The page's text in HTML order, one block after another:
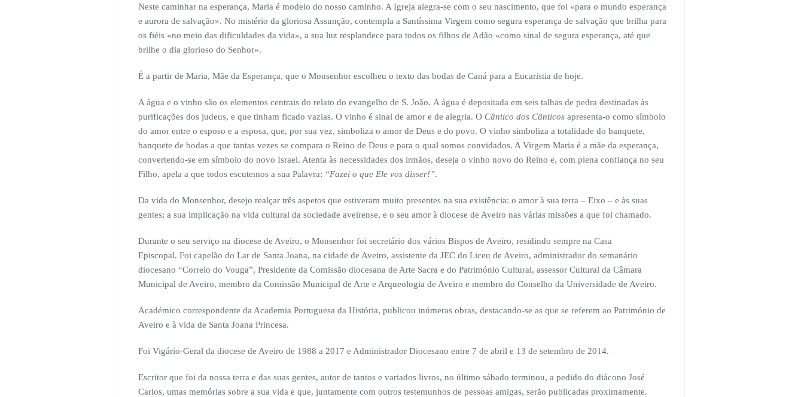
Neste caminhar na esperança, Maria é modelo do nosso caminho. A Igreja alegra-se com o seu nascimento, que foi «para o mundo esperança
e aurora de salvação». No mistério da gloriosa Assunção, contempla a Santíssima Virgem como segura esperança de salvação que brilha para
os fiéis «no meio das dificuldades da vida», a sua luz resplandece para todos os filhos de Adão «como sinal de segura esperança, até que
brilhe o dia glorioso do Senhor».
É a partir de Maria, Mãe da Esperança, que o Monsenhor escolheu o texto das bodas de Caná para a Eucaristia de hoje.
A água e o vinho são os elementos centrais do relato do evangelho de S. João. A água é depositada em seis talhas de pedra destinadas às
purificações dos judeus, e que tinham ficado vazias. O vinho é sinal de amor e de alegria. O Cântico dos Cânticosapresenta-o como símbolo
do amor entre o esposo e a esposa, que, por sua vez, simboliza o amor de Deus e do povo. O vinho simboliza a totalidade do banquete,
banquete de bodas a que tantas vezes se compara o Reino de Deus e para o qual somos convidados. A Virgem Maria é a mãe da esperança,
convertendo-se em símbolo do novo Israel. Atenta às necessidades dos irmãos, deseja o vinho novo do Reino e, com plena confiança no seu
Filho, apela a que todos escutemos a sua Palavra: “Fazei o que Ele vos disser!”.
Da vida do Monsenhor, desejo realçar três aspetos que estiveram muito presentes na sua existência: o amor à sua terra – Eixo – e às suas
gentes; a sua implicação na vida cultural da sociedade aveirense, e o seu amor à diocese de Aveiro nas várias missões a que foi chamado.
Durante o seu serviço na diocese de Aveiro, o Monsenhor foi secretário dos vários Bispos de Aveiro, residindo sempre na Casa
Episcopal. Foi capelão do Lar de Santa Joana, na cidade de Aveiro, assistente da JEC do Liceu de Aveiro, administrador do semanário
diocesano “Correio do Vouga”, Presidente da Comissão diocesana de Arte Sacra e do Património Cultural, assessor Cultural da Câmara
Municipal de Aveiro, membro da Comissão Municipal de Arte e Arqueologia de Aveiro e membro do Conselho da Universidade de Aveiro.
Académico correspondente da Academia Portuguesa da História, publicou inúmeras obras, destacando-se as que se referem ao Património de
Aveiro e à vida de Santa Joana Princesa.
Foi Vigário-Geral da diocese de Aveiro de 1988 a 2017 e Administrador Diocesano entre 7 de abril e 13 de setembro de 2014.
Escritor que foi da nossa terra e das suas gentes, autor de tantos e variados livros, no último sábado terminou, a pedido do diácono José
Carlos, umas memórias sobre a sua vida e que, juntamente com outros testemunhos de pessoas amigas, serão publicadas proximamente.